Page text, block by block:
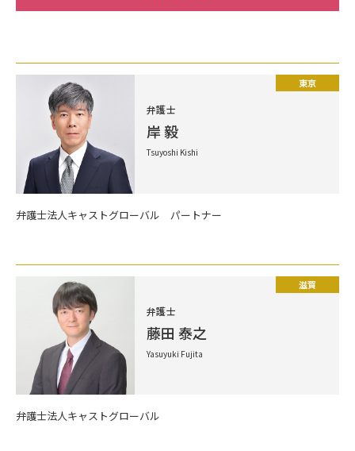
弁護士
岸 毅
Tsuyoshi Kishi
東京
弁護士法人キャストグローバル パートナー
弁護士
藤田 泰之
Yasuyuki Fujita
滋賀
弁護士法人キャストグローバル